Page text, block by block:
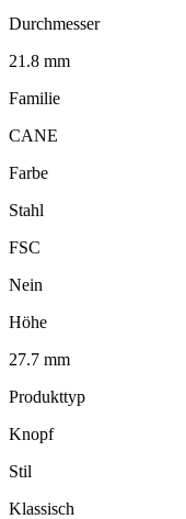
Durchmesser
21.8 mm
Familie
CANE
Farbe
Stahl
FSC
Nein
Höhe
27.7 mm
Produkttyp
Knopf
Stil
Klassisch